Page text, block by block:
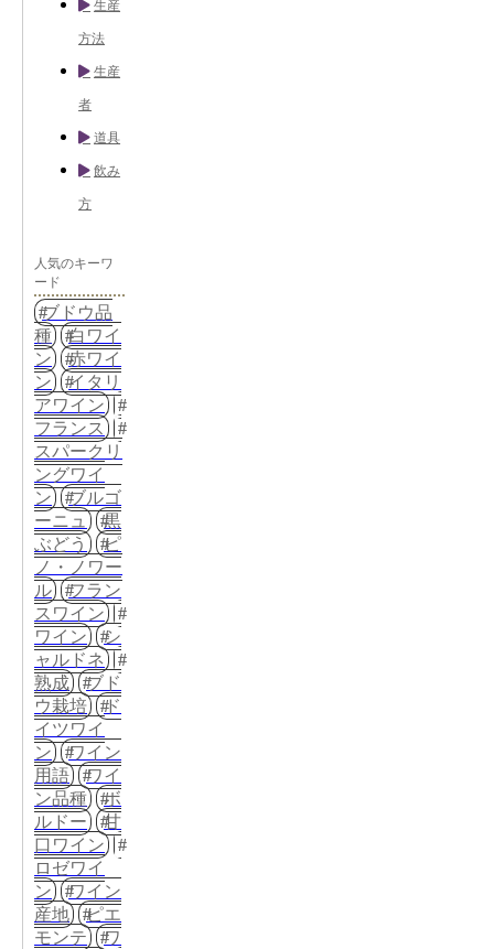
生産
方法
生産
者
道具
飲み
方
人気のキーワ
ード
ブドウ品
種
白ワイ
ン
赤ワイ
ン
イタリ
アワイン
フランス
スパークリ
ングワイ
ン
ブルゴ
ーニュ
黒
ぶどう
ピ
ノ・ノワー
ル
フラン
スワイン
ワイン
シ
ャルドネ
熟成
ブド
ウ栽培
ド
イツワイ
ン
ワイン
用語
ワイ
ン品種
ボ
ルドー
甘
口ワイン
ロゼワイ
ン
ワイン
産地
ピエ
モンテ
ワ